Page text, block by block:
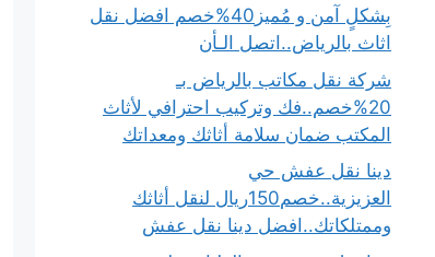
بِشكلٍ آمن و مُميز40%خصم افضل نقل
اثاث بالرياض..اتصل الـأن
شركة نقل مكاتب بالرياض بـ
20%خصم..فك وتركيب احترافي لأثاث
المكتب ضمان سلامة أثاثك ومعداتك
دينا نقل عفش حي
العزيزية..خصم150ريال لنقل أثاثك
وممتلكاتك..افضل دينا نقل عفش